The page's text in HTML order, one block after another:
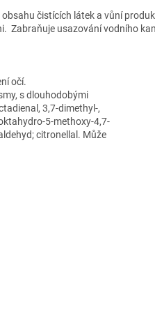
čistících látek a vůní
Zabraňuje usazování vodního
očí.
s dlouhodobými
3,7-dimethyl-,
5-methoxy-4,7-
citronellal. Může